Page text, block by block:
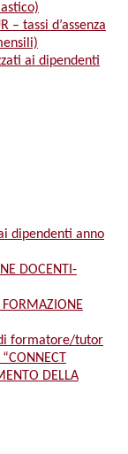
– tassi d’assenza
ai dipendenti
dipendenti anno
DOCENTI-
formatore/tutor
DELLA